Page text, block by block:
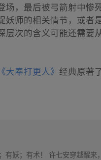
，最后被弓箭射中惨
师的相关情节，或者
次的含义可能还需
《大奉打更人》 经典原著了
有妖；有术！ 许七安穿越醒